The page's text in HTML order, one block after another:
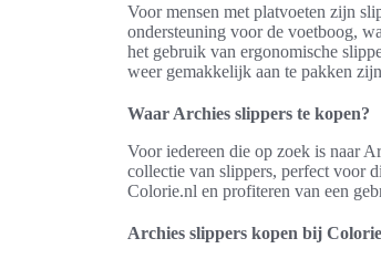
Voor mensen met platvoeten zijn
ondersteuning voor de voetboog,
het gebruik van ergonomische
weer gemakkelijk aan te pakken
Waar Archies slippers te kopen?
Voor iedereen die op zoek is naar
collectie van slippers, perfect voor
Colorie.nl en profiteren van een
Archies slippers kopen bij